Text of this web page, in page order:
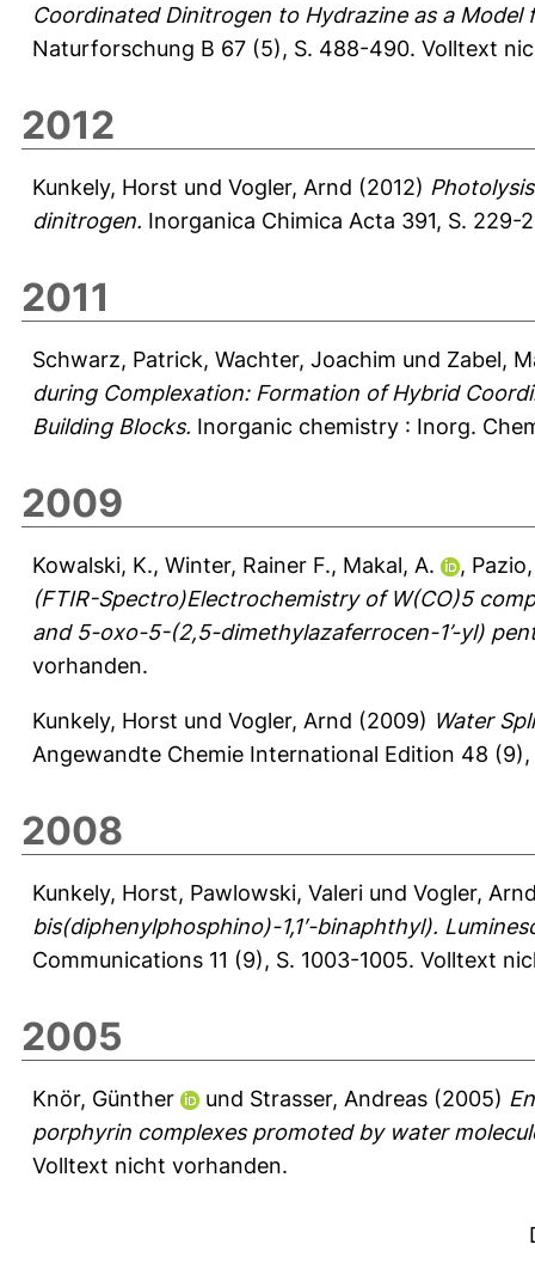
Coordinated Dinitrogen to Hydrazine as a
Naturforschung B 67 (5), S. 488-490. Volltext
2012
Kunkely, Horst und Vogler, Arnd (2012)
dinitrogen. Inorganica Chimica Acta 391, S. 229-
2011
Schwarz, Patrick, Wachter, Joachim und Zabel,
during Complexation: Formation of Hybrid
Building Blocks. Inorganic chemistry : Inorg.
2009
Kowalski, K., Winter, Rainer F., Makal, A. ,
(FTIR-Spectro)Electrochemistry of W(CO)5
and 5-oxo-5-(2,5-dimethylazaferrocen-1’-yl)
vorhanden.
Kunkely, Horst und Vogler, Arnd (2009) Water
Angewandte Chemie International Edition 48 (9),
2008
Kunkely, Horst, Pawlowski, Valeri und Vogler,
bis(diphenylphosphino)-1,1′-binaphthyl).
Communications 11 (9), S. 1003-1005. Volltext
2005
Knör, Günther und Strasser, Andreas (2005)
porphyrin complexes promoted by water
Volltext nicht vorhanden.